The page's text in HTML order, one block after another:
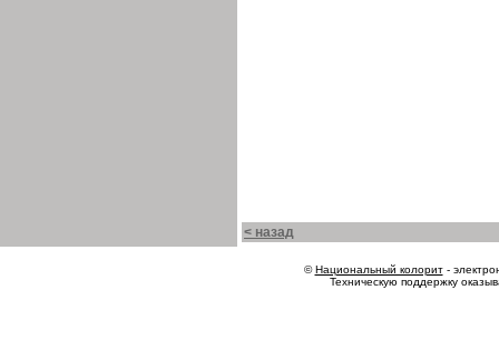
< назад
©Национальный колорит-
Техническую поддержку